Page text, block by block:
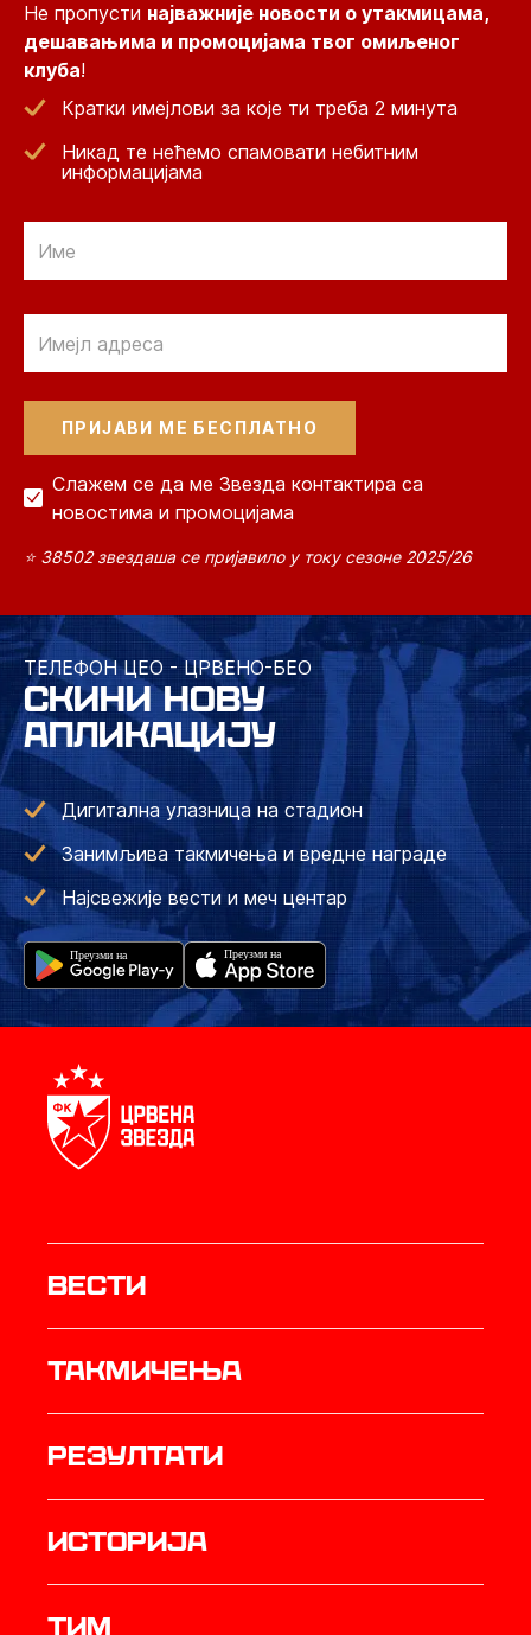
Не пропусти најважније новости о утакмицама,
дешавањима и промоцијама твог омиљеног
клуба!
Кратки имејлови за које ти треба 2 минута
Никад те нећемо спамовати небитним
информацијама
Слажем се да ме Звезда контактира са
новостима и промоцијама
⭐ 38502 звездаша се пријавило у току сезоне 2025/26
ТЕЛЕФОН ЦЕО - ЦРВЕНО-БЕО
СКИНИ НОВУ
АПЛИКАЦИЈУ
Дигитална улазница на стадион
Занимљива такмичења и вредне награде
Најсвежије вести и меч центар
Вести
Такмичења
резултати
историја
ТИМ